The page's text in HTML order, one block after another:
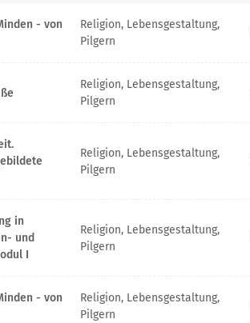
- von
Religion, Lebensgestaltung,
Pilgern
Religion, Lebensgestaltung,
Pilgern
Religion, Lebensgestaltung,
Pilgern
in
und
I
Religion, Lebensgestaltung,
Pilgern
- von
Religion, Lebensgestaltung,
Pilgern